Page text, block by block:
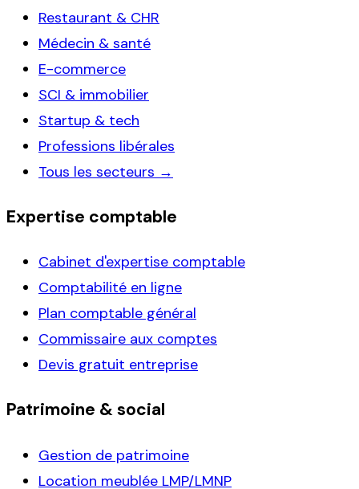
Restaurant & CHR
Médecin & santé
E-commerce
SCI & immobilier
Startup & tech
Professions libérales
Tous les secteurs →
Expertise comptable
Cabinet d'expertise comptable
Comptabilité en ligne
Plan comptable général
Commissaire aux comptes
Devis gratuit entreprise
Patrimoine & social
Gestion de patrimoine
Location meublée LMP/LMNP